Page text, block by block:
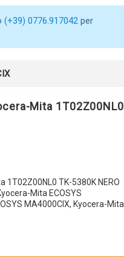
(+39) 0776.917042per
Mita 1T02Z00NL0
TK-5380K NERO
Mita ECOSYS
MA4000CIX, Kyocera-Mita